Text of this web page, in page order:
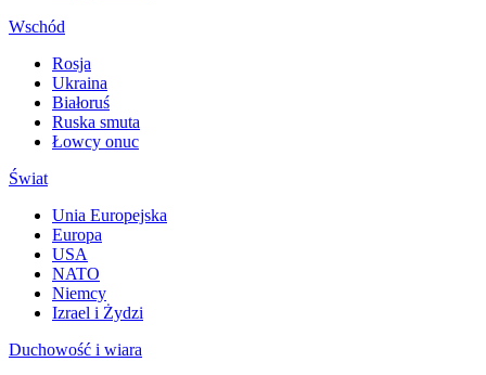
Wschód
Rosja
Ukraina
Białoruś
Ruska smuta
Łowcy onuc
Świat
Unia Europejska
Europa
USA
NATO
Niemcy
Izrael i Żydzi
Duchowość i wiara